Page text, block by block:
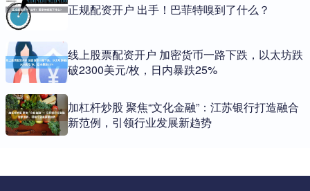
正规配资开户 出手！巴菲特嗅到了什么？
线上股票配资开户 加密货币一路下跌，以太坊跌
破2300美元/枚，日内暴跌25%
加杠杆炒股 聚焦“文化金融”：江苏银行打造融合
新范例，引领行业发展新趋势